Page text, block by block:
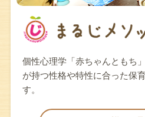
個性心理学「赤ちゃんともち
が持つ性格や特性に合った保
す。